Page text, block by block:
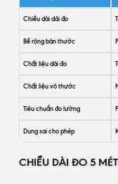
Chiều dài dải đo
Bề rộng bản thước
Chất liệu dải đo
Chất liệu vỏ thước
Tiêu chuẩn đo lường
Dung sai cho phép
CHIỀU DÀI ĐO 5